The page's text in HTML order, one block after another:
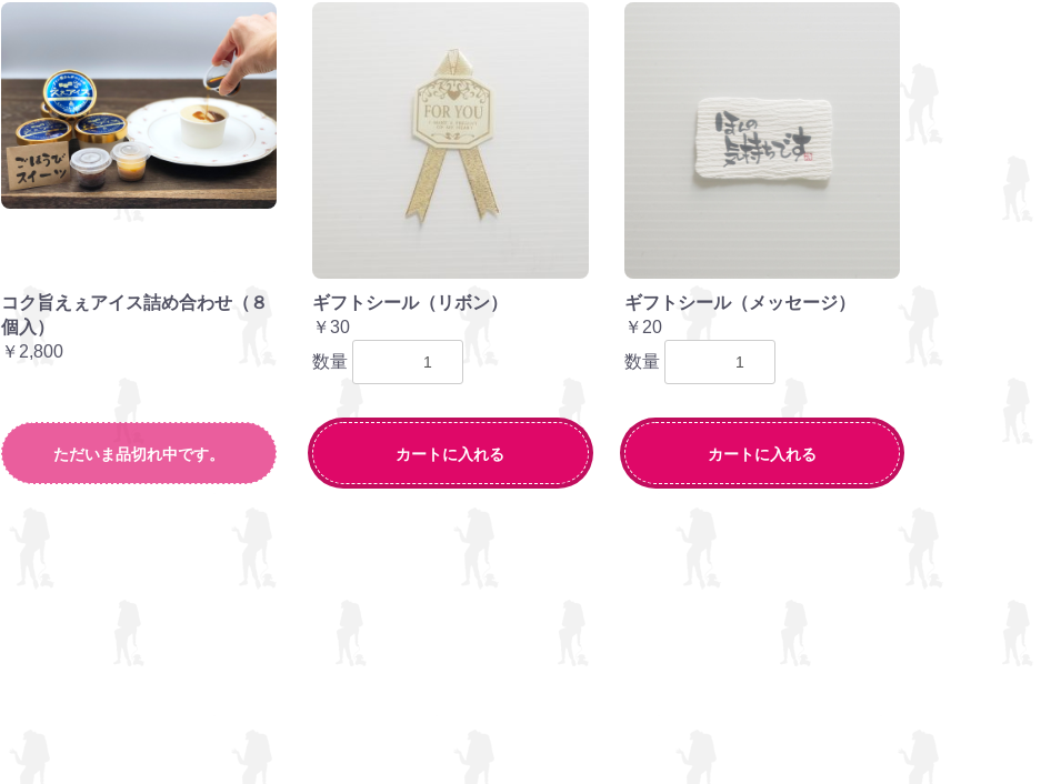
コク旨えぇアイス詰め合わせ（８
個入）
￥2,800
ただいま品切れ中です。
ギフトシール（リボン）
￥30
数量
カートに入れる
ギフトシール（メッセージ）
￥20
数量
カートに入れる